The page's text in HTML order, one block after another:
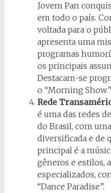
Jovem Pan
em todo o país.
voltada para o
apresenta uma
programas
os principais
Destacam-se
o “Morning Show”.
Rede
é uma das redes
do Brasil, com
diversificada e de
principal é a
gêneros e estilos,
especializados,
“Dance Paradise”.